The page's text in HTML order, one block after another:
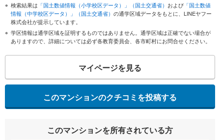
検索結果は 「国土数値情報（小学校区データ）」（国土交通省） および 「国土数値
情報（中学校区データ）」（国土交通省） の通学区域データをもとに、LINEヤフー
株式会社が提示しています。
学区情報は通学区域を証明するものではありません。通学区域は正確でない場合が
ありますので、詳細については必ず各教育委員会、各市町村にお問合せください。
マイページを見る
このマンションのクチコミを投稿する
このマンションを所有されている方